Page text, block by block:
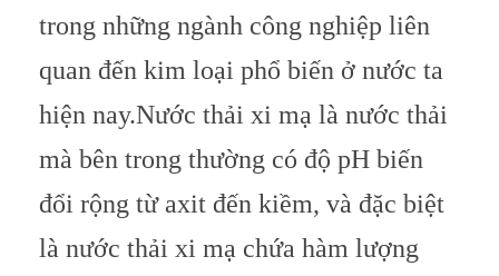
trong những ngành công nghiệp liên
quan đến kim loại phổ biến ở nước ta
hiện nay.Nước thải xi mạ là nước thải
mà bên trong thường có độ pH biến
đổi rộng từ axit đến kiềm, và đặc biệt
là nước thải xi mạ chứa hàm lượng